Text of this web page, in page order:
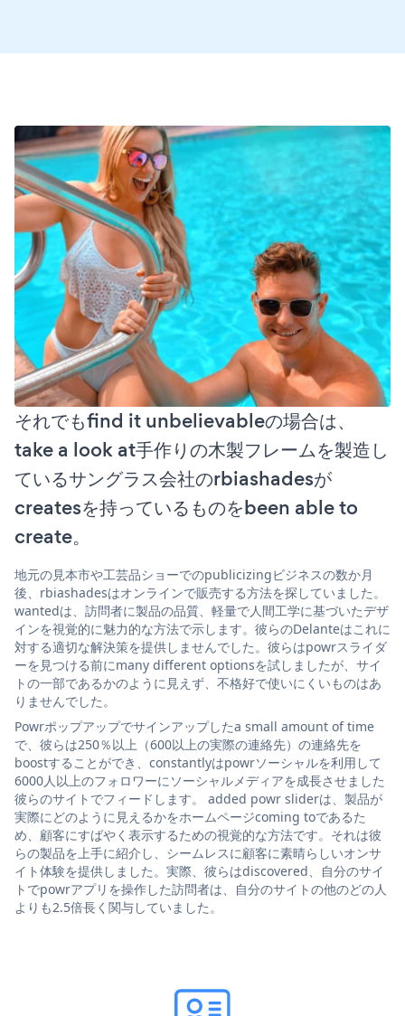
それでもfind it unbelievableの場合は、
take a look at手作りの木製フレームを製造し
ているサングラス会社のrbiashadesが
createsを持っているものをbeen able to
create。
地元の見本市や工芸品ショーでのpublicizingビジネスの数か月
後、rbiashadesはオンラインで販売する方法を探していました。
wantedは、訪問者に製品の品質、軽量で人間工学に基づいたデザ
インを視覚的に魅力的な方法で示します。彼らのDelanteはこれに
対する適切な解決策を提供しませんでした。彼らはpowrスライダ
ーを見つける前にmany different optionsを試しましたが、サイ
トの一部であるかのように見えず、不格好で使いにくいものはあ
りませんでした。
Powrポップアップでサインアップしたa small amount of time
で、彼らは250％以上（600以上の実際の連絡先）の連絡先を
boostすることができ、constantlyはpowrソーシャルを利用して
6000人以上のフォロワーにソーシャルメディアを成長させました
彼らのサイトでフィードします。 added powr sliderは、製品が
実際にどのように見えるかをホームページcoming toであるた
め、顧客にすばやく表示するための視覚的な方法です。それは彼
らの製品を上手に紹介し、シームレスに顧客に素晴らしいオンサ
イト体験を提供しました。実際、彼らはdiscovered、自分のサイ
トでpowrアプリを操作した訪問者は、自分のサイトの他のどの人
よりも2.5倍長く関与していました。